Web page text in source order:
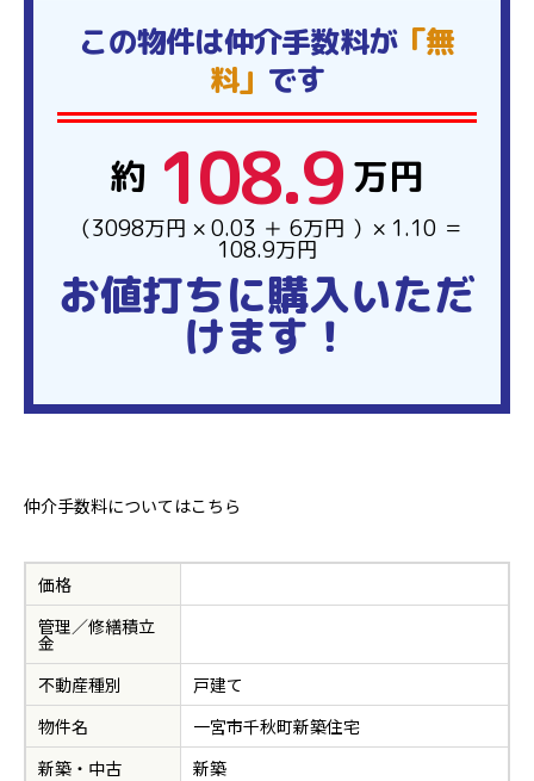
この物件は仲介手数料が「無
料」 です
約 108.9 万円
（3098万円 × 0.03 ＋ 6万円 ）× 1.10 ＝
108.9万円
お値打ちに購入いただ
けます！
仲介手数料についてはこちら
価格
管理／修繕積立
金
不動産種別
戸建て
物件名
一宮市千秋町新築住宅
新築・中古
新築